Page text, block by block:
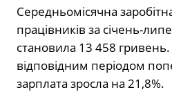
Середньомісячна
працівників за січень-
становила 13 458 гривень.
відповідним періодом
зарплата зросла на 21,8%.